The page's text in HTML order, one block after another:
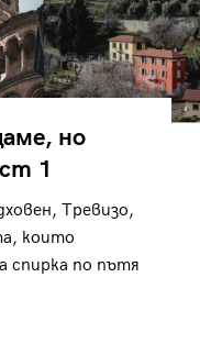
но
1
Тревизо,
които
спирка по пътя